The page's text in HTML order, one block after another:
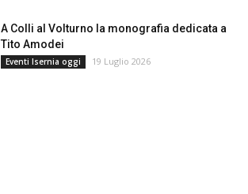
A Colli al Volturno la monografia dedicata a
Tito Amodei
Eventi Isernia oggi 19 Luglio 2026